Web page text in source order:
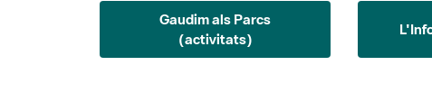
Gaudim als Parcs
(activitats)